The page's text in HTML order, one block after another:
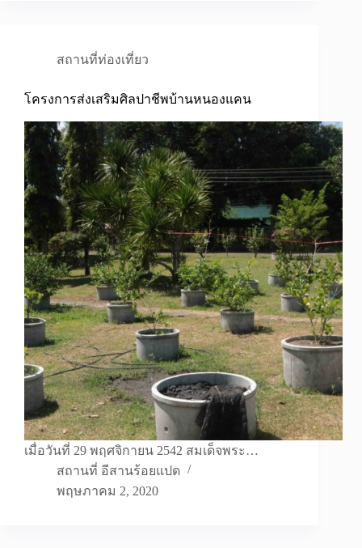
สถานที่ท่องเที่ยว
โครงการส่งเสริมศิลปาชีพบ้านหนองแคน
เมื่อวันที่ 29 พฤศจิกายน 2542 สมเด็จพระ…
สถานที่ อีสานร้อยแปด
พฤษภาคม 2, 2020